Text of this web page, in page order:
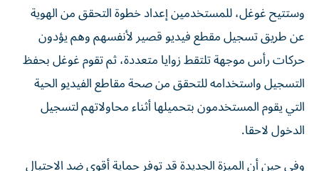
وستتيح غوغل، للمستخدمين إعداد خطوة التحقق من الهوية
عن طريق تسجيل مقطع فيديو قصير ‌لأنفسهم وهم يؤدون
حركات رأس موجهة تلتقط زوايا متعددة، ثم ⁠تقوم غوغل بحفظ
التسجيل واستخدامه للتحقق من صحة مقاطع الفيديو الحية
التي يقوم المستخدمون بتحميلها أثناء محاولاتهم لتسجيل
الدخول لاحقا.